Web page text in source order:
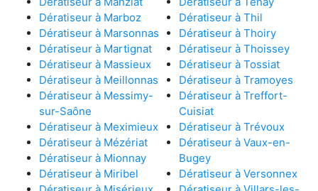
Dératiseur à Marboz
Dératiseur à Marsonnas
Dératiseur à Martignat
Dératiseur à Massieux
Dératiseur à Meillonnas
Dératiseur à Messimy-
sur-Saône
Dératiseur à Meximieux
Dératiseur à Mézériat
Dératiseur à Mionnay
Dératiseur à Miribel
Dératiseur à Thil
Dératiseur à Thoiry
Dératiseur à Thoissey
Dératiseur à Tossiat
Dératiseur à Tramoyes
Dératiseur à Treffort-
Cuisiat
Dératiseur à Trévoux
Dératiseur à Vaux-en-
Bugey
Dératiseur à Versonnex